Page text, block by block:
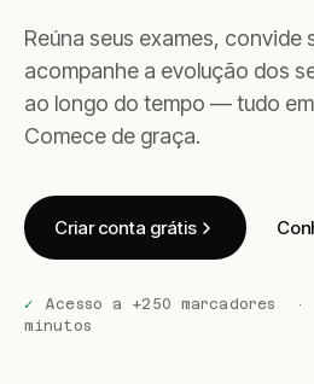
Reúna seus exames, convide
acompanhe a evolução dos
ao longo do tempo — tudo
Comece de graça.
Criar conta grátis
✓ Acesso a +250 marcadores ·
minutos